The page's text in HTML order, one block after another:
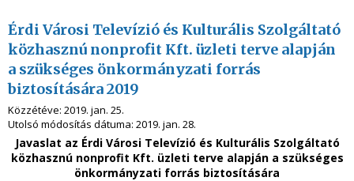
Érdi Városi Televízió és Kulturális Szolgáltató
közhasznú nonprofit Kft. üzleti terve alapján
a szükséges önkormányzati forrás
biztosítására 2019
Közzétéve: 2019. jan. 25.
Utolsó módosítás dátuma: 2019. jan. 28.
Javaslat az Érdi Városi Televízió és Kulturális Szolgáltató
közhasznú nonprofit Kft. üzleti terve alapján a szükséges
önkormányzati forrás biztosítására